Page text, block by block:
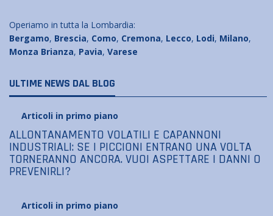
Operiamo in tutta la Lombardia:
Bergamo, Brescia, Como, Cremona, Lecco, Lodi, Milano,
Monza Brianza, Pavia, Varese
ULTIME NEWS DAL BLOG
Articoli in primo piano
ALLONTANAMENTO VOLATILI E CAPANNONI
INDUSTRIALI: SE I PICCIONI ENTRANO UNA VOLTA
TORNERANNO ANCORA. VUOI ASPETTARE I DANNI O
PREVENIRLI?
Articoli in primo piano